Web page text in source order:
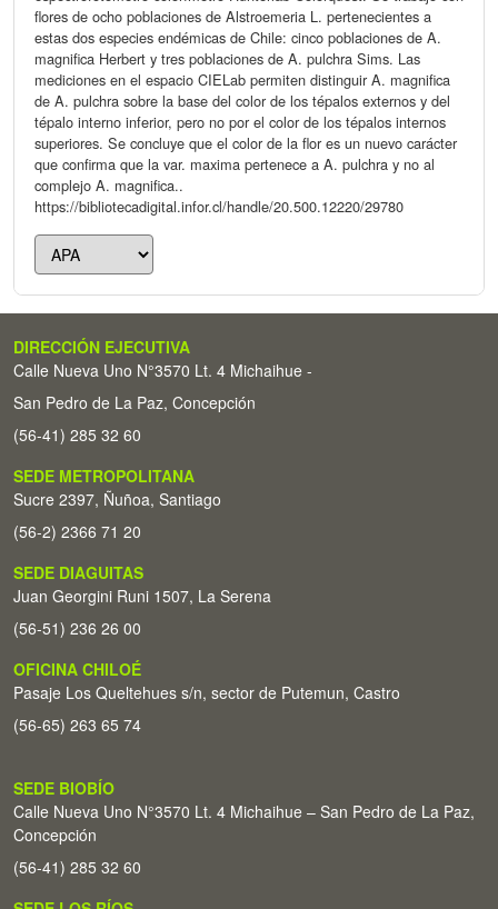
flores de ocho poblaciones de Alstroemeria L. pertenecientes a
estas dos especies endémicas de Chile: cinco poblaciones de A.
magnifica Herbert y tres poblaciones de A. pulchra Sims. Las
mediciones en el espacio CIELab permiten distinguir A. magnifica
de A. pulchra sobre la base del color de los tépalos externos y del
tépalo interno inferior, pero no por el color de los tépalos internos
superiores. Se concluye que el color de la flor es un nuevo carácter
que confirma que la var. maxima pertenece a A. pulchra y no al
complejo A. magnifica..
https://bibliotecadigital.infor.cl/handle/20.500.12220/29780
DIRECCIÓN EJECUTIVA
Calle Nueva Uno N°3570 Lt. 4 Michaihue -
San Pedro de La Paz, Concepción
(56-41) 285 32 60
SEDE METROPOLITANA
Sucre 2397, Ñuñoa, Santiago
(56-2) 2366 71 20
SEDE DIAGUITAS
Juan Georgini Runi 1507, La Serena
(56-51) 236 26 00
OFICINA CHILOÉ
Pasaje Los Queltehues s/n, sector de Putemun, Castro
(56-65) 263 65 74
SEDE BIOBÍO
Calle Nueva Uno N°3570 Lt. 4 Michaihue – San Pedro de La Paz,
Concepción
(56-41) 285 32 60